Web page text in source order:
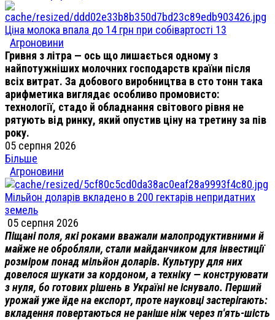
Ціна молока впала до 14 грн при собівартості 13
Агроновини
Гривня з літра — ось що лишається одному з
найпотужніших молочних господарств країни після
всіх витрат. За добового виробництва в сто тонн така
арифметика виглядає особливо промовисто:
технології, стадо й обладнання світового рівня не
рятують від ринку, який опустив ціну на третину за пів
року.
05 серпня 2026
Більше
Агроновини
Мільйон доларів вкладено в 200 гектарів непридатних
земель
05 серпня 2026
Піщані поля, які роками вважали малопродуктивними й
майже не обробляли, стали майданчиком для інвестиції
розміром понад мільйон доларів. Культуру для них
довелося шукати за кордоном, а техніку — конструювати
з нуля, бо готових рішень в Україні не існувало. Перший
урожай уже йде на експорт, проте науковці застерігають:
вкладення повертаються не раніше ніж через п'ять-шість